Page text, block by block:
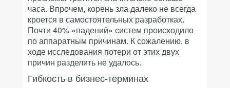
часа. Впрочем, корень зла далеко не всегда
кроется в самостоятельных разработках.
Почти 40% «падений» систем происходило
по аппаратным причинам. К сожалению, в
ходе исследования потери от этих двух
причин разделить не удалось.
Гибкость в бизнес-терминах